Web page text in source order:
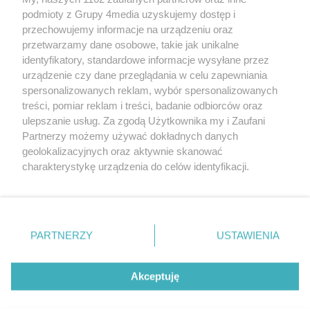
Redakcja Reklama Prywatność
Praca Łódź
the:protocol
Facebook.com
Youtube.com
podmioty z Grupy 4media uzyskujemy dostęp i
przechowujemy informacje na urządzeniu oraz
przetwarzamy dane osobowe, takie jak unikalne
identyfikatory, standardowe informacje wysyłane przez
urządzenie czy dane przeglądania w celu zapewniania
spersonalizowanych reklam, wybór spersonalizowanych
treści, pomiar reklam i treści, badanie odbiorców oraz
ulepszanie usług. Za zgodą Użytkownika my i Zaufani
Partnerzy możemy używać dokładnych danych
geolokalizacyjnych oraz aktywnie skanować
charakterystykę urządzenia do celów identyfikacji.
zmienić/wycofać klikając przycisk ustawień prywatności
znajdujący się w lewym dolnym rogu strony
. Niektóre
użytkownika, ale masz prawo sprzeciwić się takiemu
przetwarzaniu. Preferencje będą miały zastosowania tylko
PARTNERZY USTAWIENIA
Akceptuję